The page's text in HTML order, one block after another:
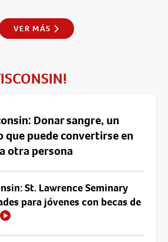
VER MÁS
Donar sangre, un
que puede convertirse en
otra persona
St. Lawrence Seminary
para jóvenes con becas de